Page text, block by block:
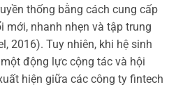
thống bằng cách cung cấp
mới, nhanh nhẹn và tập trung
2016). Tuy nhiên, khi hệ sinh
động lực cộng tác và hội
hiện giữa các công ty fintech